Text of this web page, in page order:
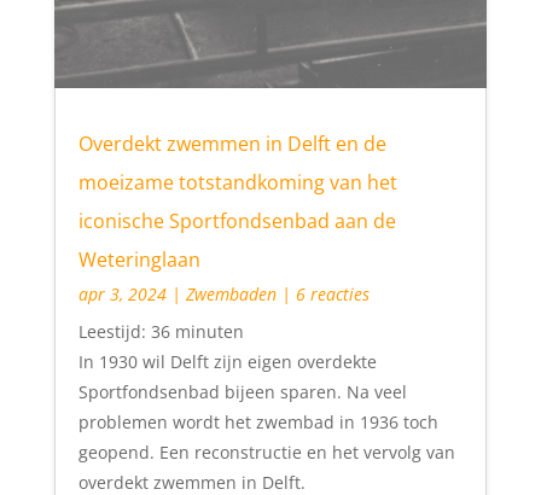
Overdekt zwemmen in Delft en de
moeizame totstandkoming van het
iconische Sportfondsenbad aan de
Weteringlaan
apr 3, 2024| Zwembaden| 6 reacties
Leestijd: 36 minuten
In 1930 wil Delft zijn eigen overdekte
Sportfondsenbad bijeen sparen. Na veel
problemen wordt het zwembad in 1936 toch
geopend. Een reconstructie en het vervolg van
overdekt zwemmen in Delft.